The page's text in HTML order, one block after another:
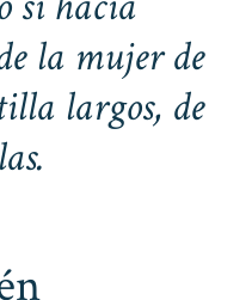
la mujer de
largos, de